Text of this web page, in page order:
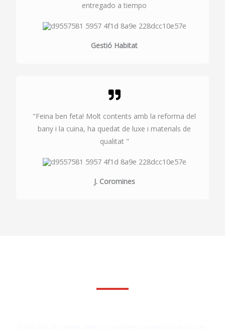
entregado a tiempo
Gestió Habitat
"Feina ben feta! Molt contents amb la reforma del
bany i la cuina, ha quedat de luxe i materials de
qualitat "
J. Coromines